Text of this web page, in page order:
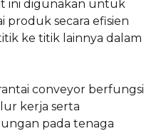
ini digunakan untuk
produk secara efisien
ke titik lainnya dalam
conveyor berfungsi
kerja serta
pada tenaga